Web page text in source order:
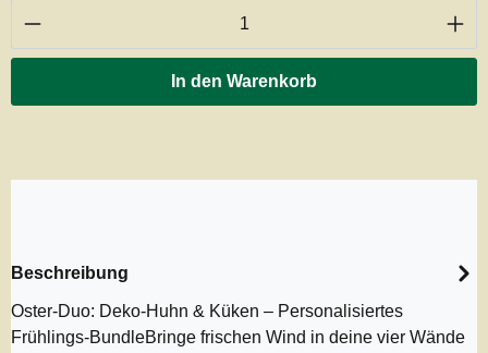
Produkt Anzahl: Gib den gewünschten
In den Warenkorb
Beschreibung
Oster-Duo: Deko-Huhn & Küken – Personalisiertes
Frühlings-BundleBringe frischen Wind in deine vier Wände